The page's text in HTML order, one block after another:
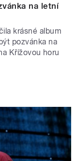
na letní
krásné album
pozvánka na
Křížovou horu